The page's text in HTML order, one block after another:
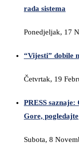
rada sistema
Ponedjeljak, 17
“Vijesti” dobile
Četvrtak, 19
PRESS
Gore, pogledajte
Subota, 8